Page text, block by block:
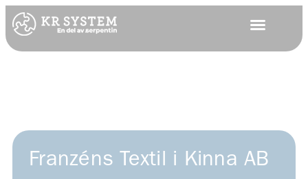
Franzéns Textil i Kinna AB